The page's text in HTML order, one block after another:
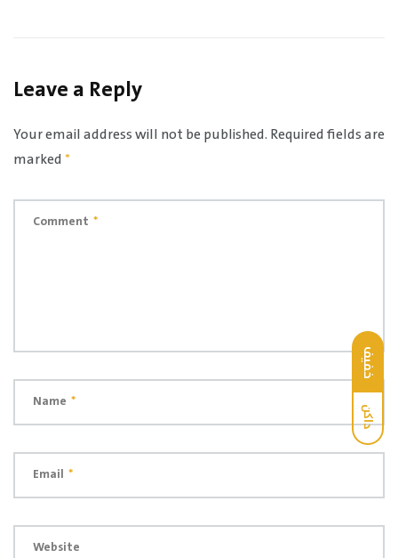
خفيف
داكن
Leave a Reply
Your email address will not be published. Required fields are
marked*
Comment *
Name *
Email *
Website